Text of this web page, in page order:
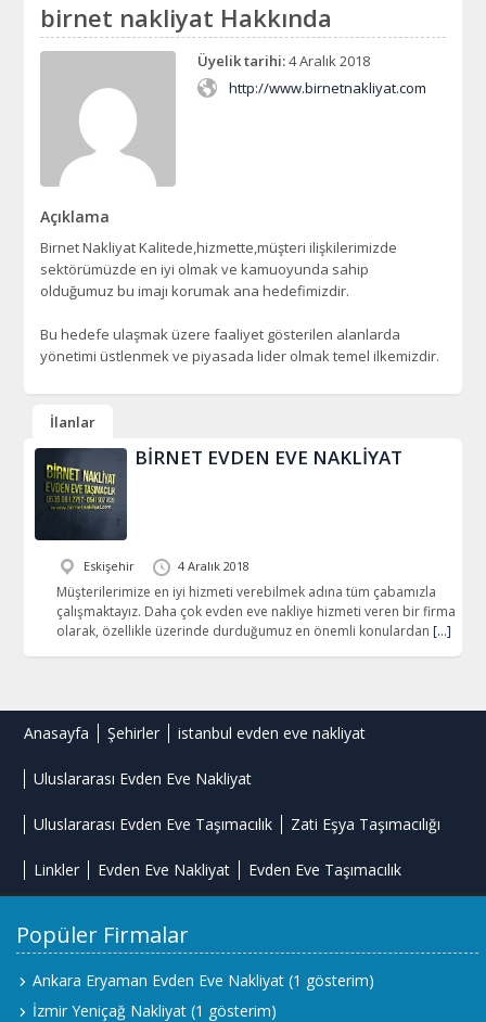
birnet nakliyat Hakkında
Üyelik tarihi:4 Aralık 2018
http://www.birnetnakliyat.com
Açıklama
Birnet Nakliyat Kalitede,hizmette,müşteri ilişkilerimizde
sektörümüzde en iyi olmak ve kamuoyunda sahip
olduğumuz bu imajı korumak ana hedefimizdir.
Bu hedefe ulaşmak üzere faaliyet gösterilen alanlarda
yönetimi üstlenmek ve piyasada lider olmak temel ilkemizdir.
İlanlar
BİRNET EVDEN EVE NAKLİYAT
Eskişehir 4 Aralık 2018
Müşterilerimize en iyi hizmeti verebilmek adına tüm çabamızla
çalışmaktayız. Daha çok evden eve nakliye hizmeti veren bir firma
olarak, özellikle üzerinde durduğumuz en önemli konulardan […]
Anasayfa Şehirler istanbul evden eve nakliyat
Uluslararası Evden Eve Nakliyat
Uluslararası Evden Eve Taşımacılık Zati Eşya Taşımacılığı
Linkler Evden Eve Nakliyat Evden Eve Taşımacılık
Popüler Firmalar
Ankara Eryaman Evden Eve Nakliyat (1 gösterim)
İzmir Yeniçağ Nakliyat (1 gösterim)